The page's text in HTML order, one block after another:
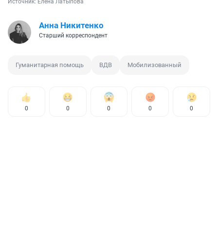
Источник: Елена Латыпова
Анна Никитенко
Старший корреспондент
Гуманитарная помощь ВДВ Мобилизованный
0 0 0 0 0